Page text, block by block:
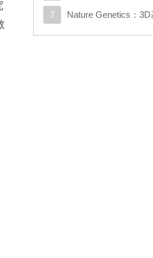
7 Nature Genetics：3D基因组分析发现